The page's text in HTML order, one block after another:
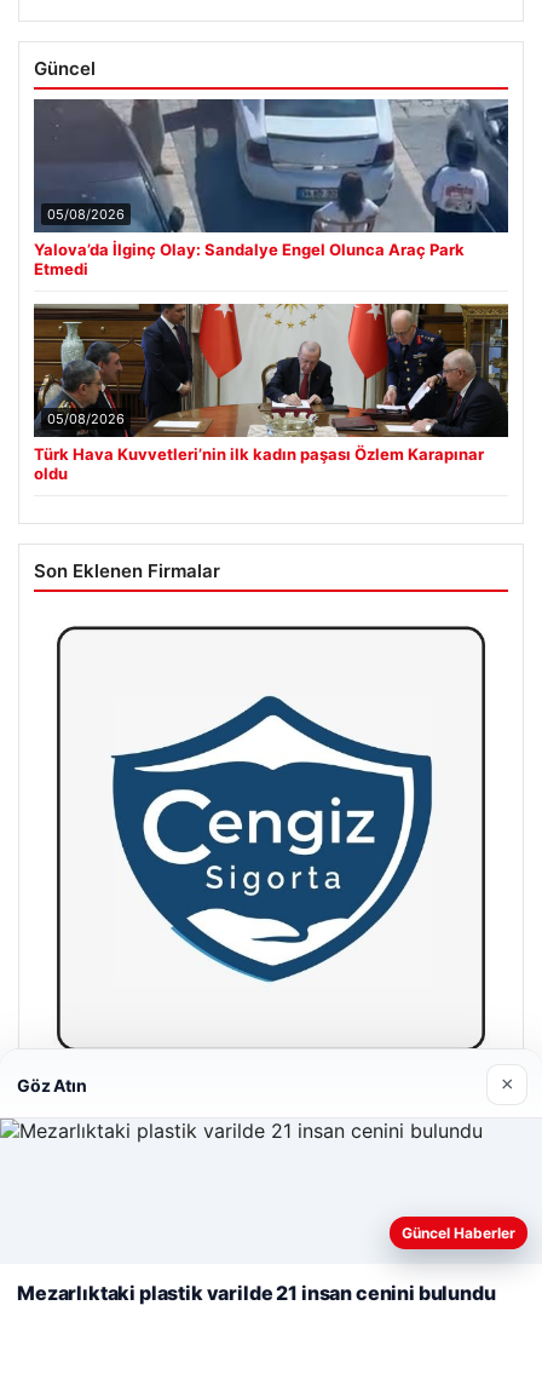
Güncel
05/08/2026
Yalova’da İlginç Olay: Sandalye Engel Olunca Araç Park
Etmedi
05/08/2026
Türk Hava Kuvvetleri’nin ilk kadın paşası Özlem Karapınar
oldu
Son Eklenen Firmalar
23/06/2026
deneyiminizi kişiselleştirmek ve geliştirmek amacıyla çerezler
Reddet Kabul Et
Göz Atın ×
Güncel Haberler
Mezarlıktaki plastik varilde 21 insan cenini bulundu